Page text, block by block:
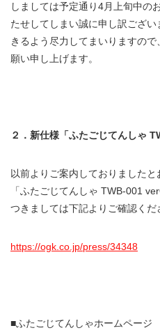
しましては予定通り4月上旬中の
たせしてしまい誠に申し訳ござ
きるよう尽力してまいりますの
願い申し上げます。
２．新仕様「ふたごじてんしゃ
以前よりご案内しておりました
「ふたごじてんしゃ TWB-001
つきましては下記よりご確認くだ
https://ogk.co.jp/press/34348
■ふたごじてんしゃホームページ